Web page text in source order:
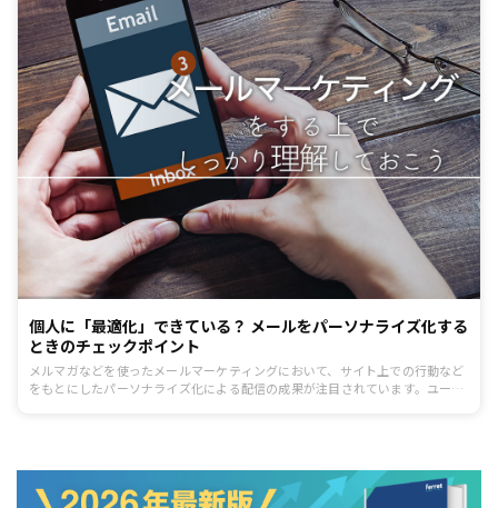
個人に「最適化」できている？ メールをパーソナライズ化する
ときのチェックポイント
メルマガなどを使ったメールマーケティングにおいて、サイト上での行動など
をもとにしたパーソナライズ化による配信の成果が注目されています。ユーザ